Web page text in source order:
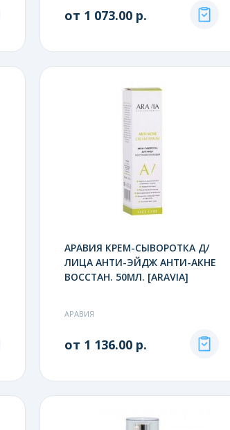
от 1 073.00 р.
АРАВИЯ КРЕМ-СЫВОРОТКА Д/
ЛИЦА АНТИ-ЭЙДЖ АНТИ-АКНЕ
ВОССТАН. 50МЛ. [ARAVIA]
АРАВИЯ
от 1 136.00 р.